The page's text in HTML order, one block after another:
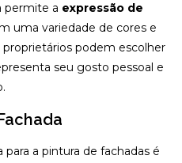
permite a expressão de
uma variedade de cores e
podem escolher
seu gosto pessoal e
a pintura de fachadas é